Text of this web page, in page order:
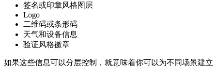
签名或印章风格图层
Logo
二维码或条形码
天气和设备信息
验证风格徽章
如果这些信息可以分层控制，就意味着你可以为不同场景建立